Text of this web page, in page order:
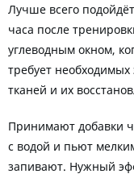
Лучше всего
часа после
углеводным окном,
требует
тканей и их
Принимают добавки
с водой и пьют
запивают. Нужный